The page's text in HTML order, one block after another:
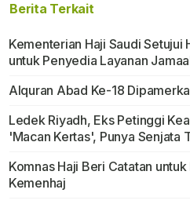
Berita Terkait
Kementerian Haji Saudi Setujui
untuk Penyedia Layanan
Alquran Abad Ke-18
Ledek Riyadh, Eks Petinggi
'Macan Kertas', Punya Senjata
Komnas Haji Beri Catatan
Kemenhaj